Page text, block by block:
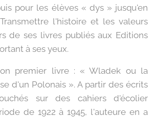
pour les élèves « dys » jusqu'en
l'histoire et les valeurs
de ses livres publiés aux Editions
à ses yeux.
premier livre : « Wladek ou la
d'un Polonais ». A partir des écrits
sur des cahiers d'écolier
de 1922 à 1945, l'auteure en a